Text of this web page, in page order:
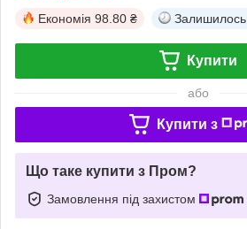
Економія 98.80 ₴ Залишилось
Купити
або
Купити з
Що таке купити з Пром?
Замовлення під захистом